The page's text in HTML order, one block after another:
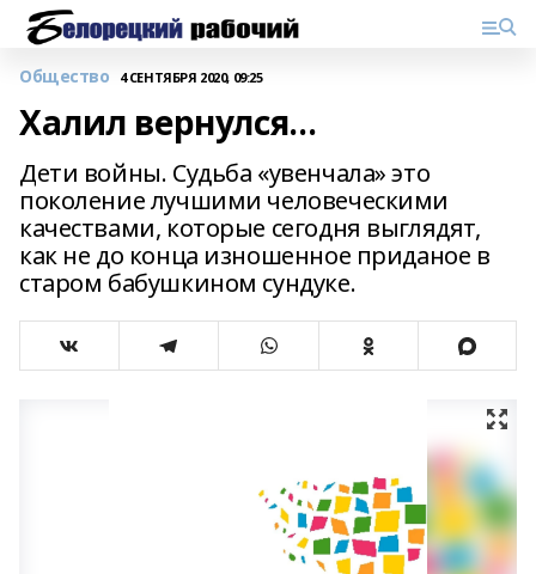
Общество 4 СЕНТЯБРЯ 2020, 09:25
Халил вернулся…
Дети войны. Судьба «увенчала» это
поколение лучшими человеческими
качествами, которые сегодня выглядят,
как не до конца изношенное приданое в
старом бабушкином сундуке.